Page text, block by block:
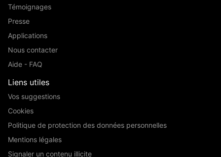
Témoignages
Presse
Applications
Nous contacter
Aide - FAQ
Liens utiles
Vos suggestions
Cookies
Politique de protection des données personnelles
Mentions légales
Signaler un contenu illicite